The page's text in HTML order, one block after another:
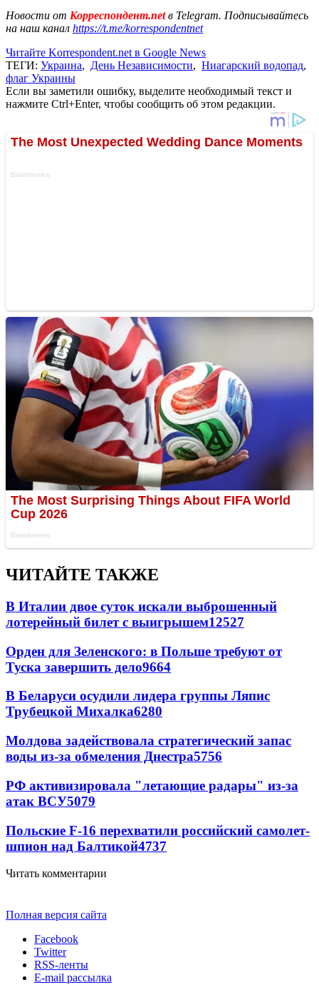
Новости от Корреспондент.netв Telegram. Подписывайтесь
на наш канал https://t.me/korrespondentnet
Читайте Korrespondent.net в Google News
ТЕГИ: Украина, День Независимости, Ниагарский водопад,
флаг Украины
Если вы заметили ошибку, выделите необходимый текст и
нажмите Ctrl+Enter, чтобы сообщить об этом редакции.
ЧИТАЙТЕ ТАКЖЕ
В Италии двое суток искали выброшенный
лотерейный билет с выигрышем12527
Орден для Зеленского: в Польше требуют от
Туска завершить дело9664
В Беларуси осудили лидера группы Ляпис
Трубецкой Михалка6280
Молдова задействовала стратегический запас
воды из-за обмеления Днестра5756
РФ активизировала "летающие радары" из-за
атак ВСУ5079
Польские F-16 перехватили российский самолет-
шпион над Балтикой4737
Читать комментарии
Полная версия сайта
Facebook
Twitter
RSS-ленты
E-mail рассылка